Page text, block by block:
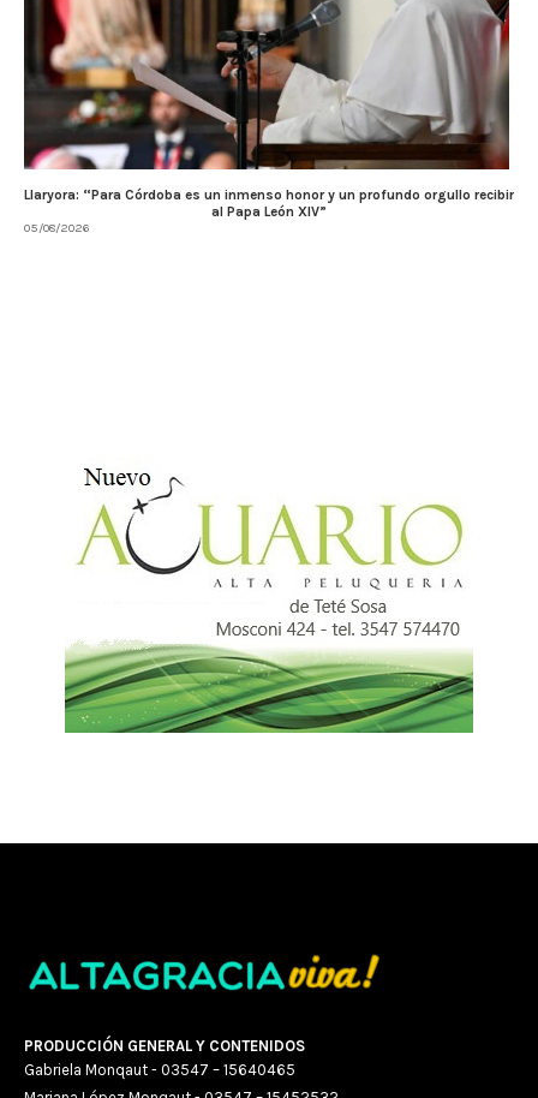
Llaryora: “Para Córdoba es un inmenso honor y un profundo orgullo recibir
al Papa León XIV”
05/08/2026
PRODUCCIÓN GENERAL Y CONTENIDOS
Gabriela Monqaut - 03547 – 15640465